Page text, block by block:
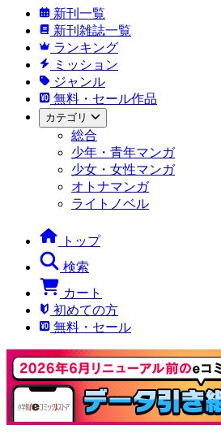
新刊一覧
新刊雑誌一覧
ランキング
ミッション
ジャンル
無料・セール作品
カテゴリ
総合
少年・青年マンガ
少女・女性マンガ
オトナマンガ
ライトノベル
トップ
検索
カート
初めての方
無料・セール